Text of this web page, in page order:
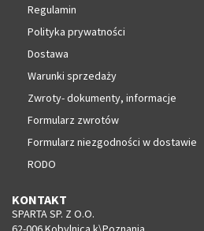
Regulamin
Polityka prywatności
Dostawa
Warunki sprzedaży
Zwroty- dokumenty, informacje
Formularz zwrotów
Formularz niezgodności w dostawie
RODO
KONTAKT
SPARTA SP. Z O.O.